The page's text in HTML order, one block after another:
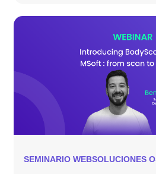
SEMINARIO WEBSOLUCIONES